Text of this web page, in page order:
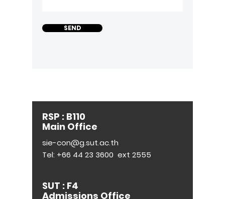
SEND
RSP : B110
Main Office
sie-con@g.sut.ac.th
Tel: +66 44 23 3600 ext 2555
SUT : F4
Admissions Office